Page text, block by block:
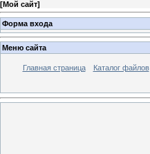
[Мой сайт]
Форма входа
Меню сайта
Главная страница Каталог файлов